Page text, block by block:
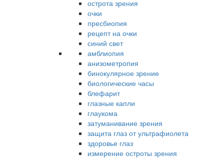
острота зрения
очки
пресбиопия
рецепт на очки
синий свет
амблиопия
анизометропия
бинокулярное зрение
биологические часы
блефарит
глазные капли
глаукома
затуманивание зрения
защита глаз от ультрафиолета
здоровье глаз
измерение остроты зрения